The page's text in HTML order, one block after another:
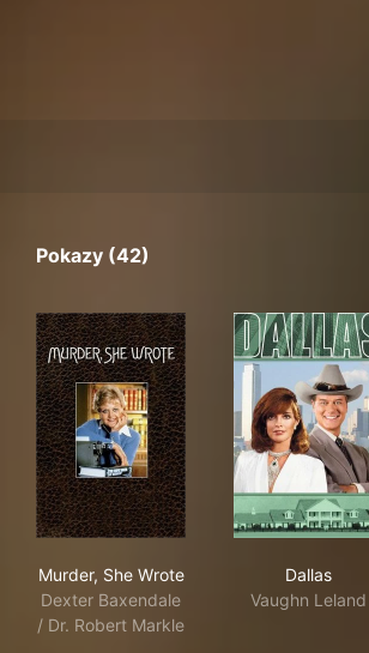
Pokazy (42)
Murder, She Wrote
Dexter Baxendale
/ Dr. Robert Markle
Dallas
Vaughn Leland